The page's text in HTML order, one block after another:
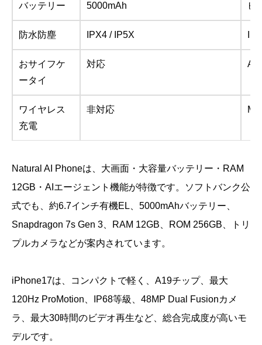
バッテリー 5000mAh ビ
防水防塵 IPX4 / IP5X
おサイフケ
ータイ
対応
ワイヤレス
充電
非対応
Natural AI Phoneは、大画面・大容量バッテリー・RAM
12GB・AIエージェント機能が特徴です。ソフトバンク公
式でも、約6.7インチ有機EL、5000mAhバッテリー、
Snapdragon 7s Gen 3、RAM 12GB、ROM 256GB、トリ
プルカメラなどが案内されています。
iPhone17は、コンパクトで軽く、A19チップ、最大
120Hz ProMotion、IP68等級、48MP Dual Fusionカメ
ラ、最大30時間のビデオ再生など、総合完成度が高いモ
デルです。